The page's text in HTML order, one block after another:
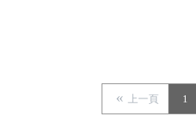
上一頁 1